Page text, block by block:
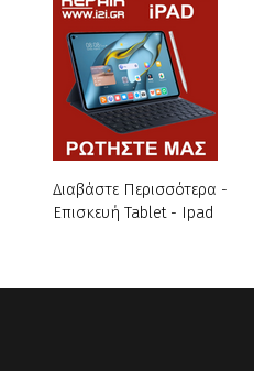
Διαβάστε Περισσότερα -
Επισκευή Tablet - Ipad